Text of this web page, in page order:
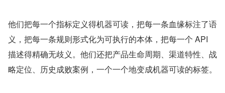
他们把每一个指标定义得机器可读，把每一条血缘标注了语
义，把每一条规则形式化为可执行的本体，把每一个 API
描述得精确无歧义。他们还把产品生命周期、渠道特性、战
略定位、历史成败案例，一个一个地变成机器可读的标签。